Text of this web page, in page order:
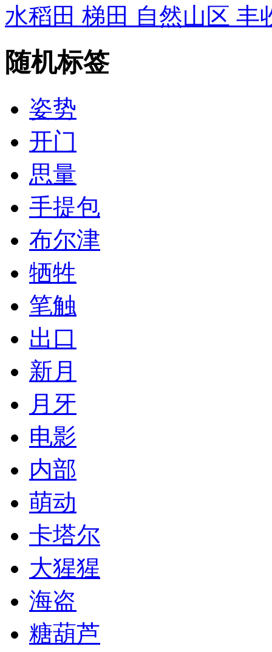
水稻田 梯田 自然山区 丰
随机标签
姿势
开门
思量
手提包
布尔津
牺牲
笔触
出口
新月
月牙
电影
内部
萌动
卡塔尔
大猩猩
海盗
糖葫芦